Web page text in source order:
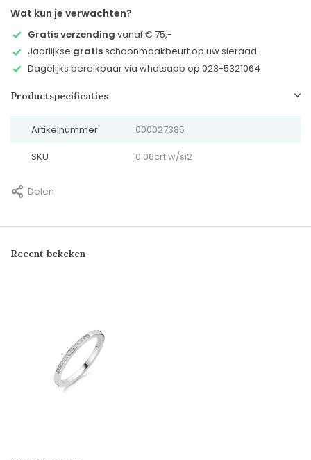
Wat kun je verwachten?
Gratis verzending vanaf € 75,-
Jaarlijkse gratisschoonmaakbeurt op uw sieraad
Dagelijks bereikbaar via whatsapp op 023-5321064
Productspecificaties
Artikelnummer 000027385
SKU 0.06crt w/si2
Delen
Recent bekeken